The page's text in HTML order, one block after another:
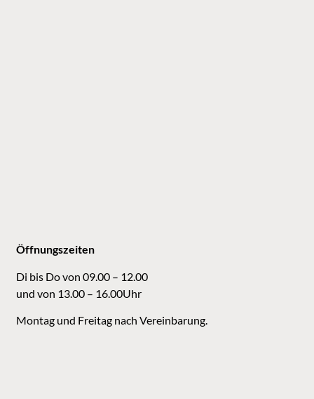
Öffnungszeiten
Di bis Do von 09.00 – 12.00
und von 13.00 – 16.00Uhr
Montag und Freitag nach Vereinbarung.